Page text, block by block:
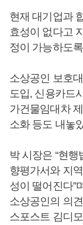
현재 대기업과
효성이 없다고
정이 가능하도
소상공인 보호
도입, 신용카드
가건물임대차
소화 등도 내놓
박 시장은 “현
향평가서와 지
성이 떨어진다”
소상공인의 의
스포스트 김디